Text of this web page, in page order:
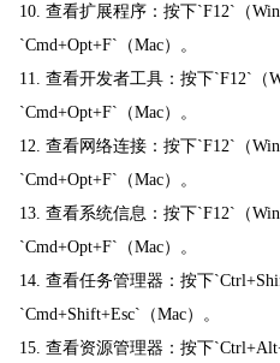
10. 查看扩展程序：按下`F12`（
`Cmd+Opt+F`（Mac）。
11. 查看开发者工具：按下`F12`（
`Cmd+Opt+F`（Mac）。
12. 查看网络连接：按下`F12`（
`Cmd+Opt+F`（Mac）。
13. 查看系统信息：按下`F12`（
`Cmd+Opt+F`（Mac）。
14. 查看任务管理器：按下
`Cmd+Shift+Esc`（Mac）。
15. 查看资源管理器：按下